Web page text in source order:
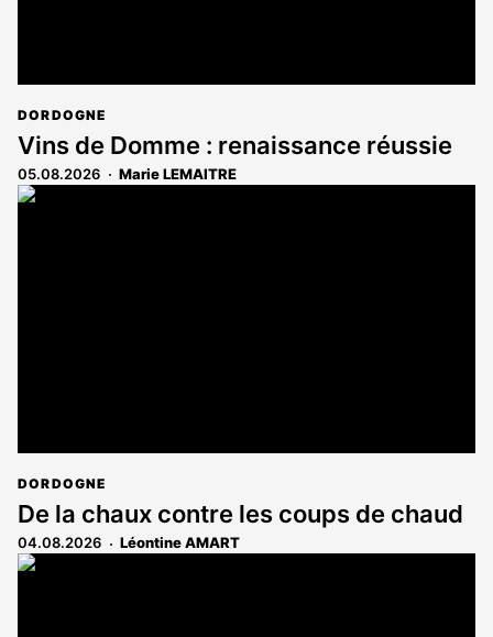
DORDOGNE
Vins de Domme : renaissance réussie
05.08.2026 Marie LEMAITRE
DORDOGNE
De la chaux contre les coups de chaud
04.08.2026 Léontine AMART